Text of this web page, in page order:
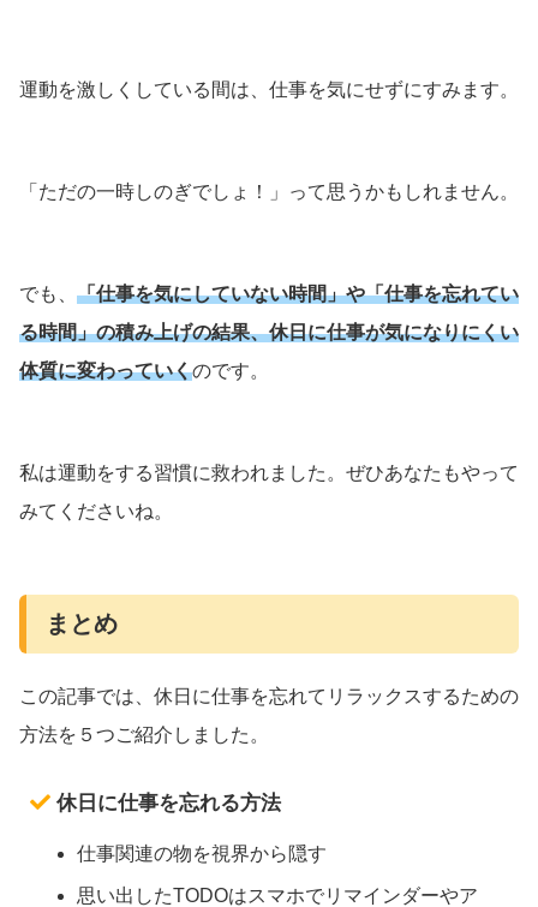
運動を激しくしている間は、仕事を気にせずにすみます。
「ただの一時しのぎでしょ！」って思うかもしれません。
でも、 「仕事を気にしていない時間」や「仕事を忘れてい
る時間」の積み上げの結果、休日に仕事が気になりにくい
体質に変わっていくのです。
私は運動をする習慣に救われました。ぜひあなたもやって
みてくださいね。
まとめ
この記事では、休日に仕事を忘れてリラックスするための
方法を５つご紹介しました。
休日に仕事を忘れる方法
仕事関連の物を視界から隠す
思い出したTODOはスマホでリマインダーやア